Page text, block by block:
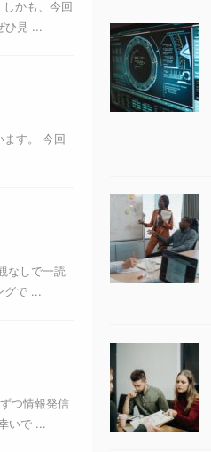
かも、今回
ひ見 ...
す。 今回
なしで一読
グで ...
つ情報発信
いで ...